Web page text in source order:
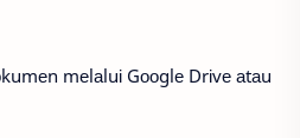
mеlаluі Gооglе Drіvе аtаu